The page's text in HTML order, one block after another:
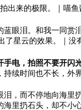
出来的极限。｜喵鱼
蓝眼泪。和我一同赏
了星云的效果。｜没
手电，拍照不要开闪
持续时间也不长，外
泪，而不停地向海里
里扔石头，却不小